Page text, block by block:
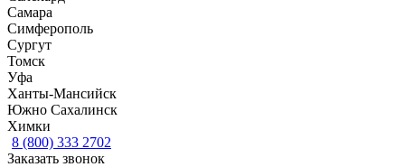
Самара
Симферополь
Сургут
Томск
Уфа
Ханты-Мансийск
Южно Сахалинск
Химки
8 (800) 333 2702
Заказать звонок